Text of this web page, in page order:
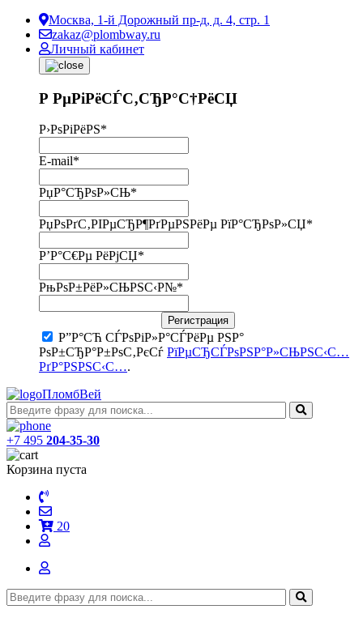
Москва, 1-й Дорожный пр-д, д. 4, стр. 1
zakaz@plombway.ru
Личный кабинет
Р РµРіРёСЃС‚СЂР°С†РёСЏ
Р›РѕРіРёРЅ*
E-mail*
РџР°СЂРѕР»СЊ*
РџРѕРґС‚РІРµСЂР¶РґРµРЅРёРµ РїР°СЂРѕР»СЏ*
Р’Р°С€Рµ РёРјСЏ*
РњРѕР±РёР»СЊРЅС‹Р№*
Регистрация
Р”Р°СЋ СЃРѕРіР»Р°СЃРёРµ РЅР°
РѕР±СЂР°Р±РѕС‚РєСѓ РїРµСЂСЃРѕРЅР°Р»СЊРЅС‹С…
РґР°РЅРЅС‹С….
ПломбВей
+7 495 204-35-30
Корзина пуста
20